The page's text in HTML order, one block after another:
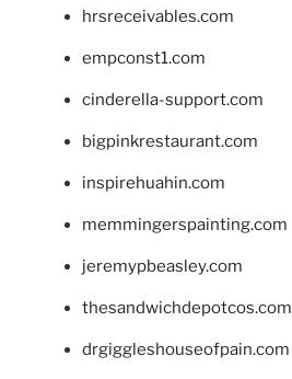
hrsreceivables.com
empconst1.com
cinderella-support.com
bigpinkrestaurant.com
inspirehuahin.com
memmingerspainting.com
jeremypbeasley.com
thesandwichdepotcos.com
drgiggleshouseofpain.com